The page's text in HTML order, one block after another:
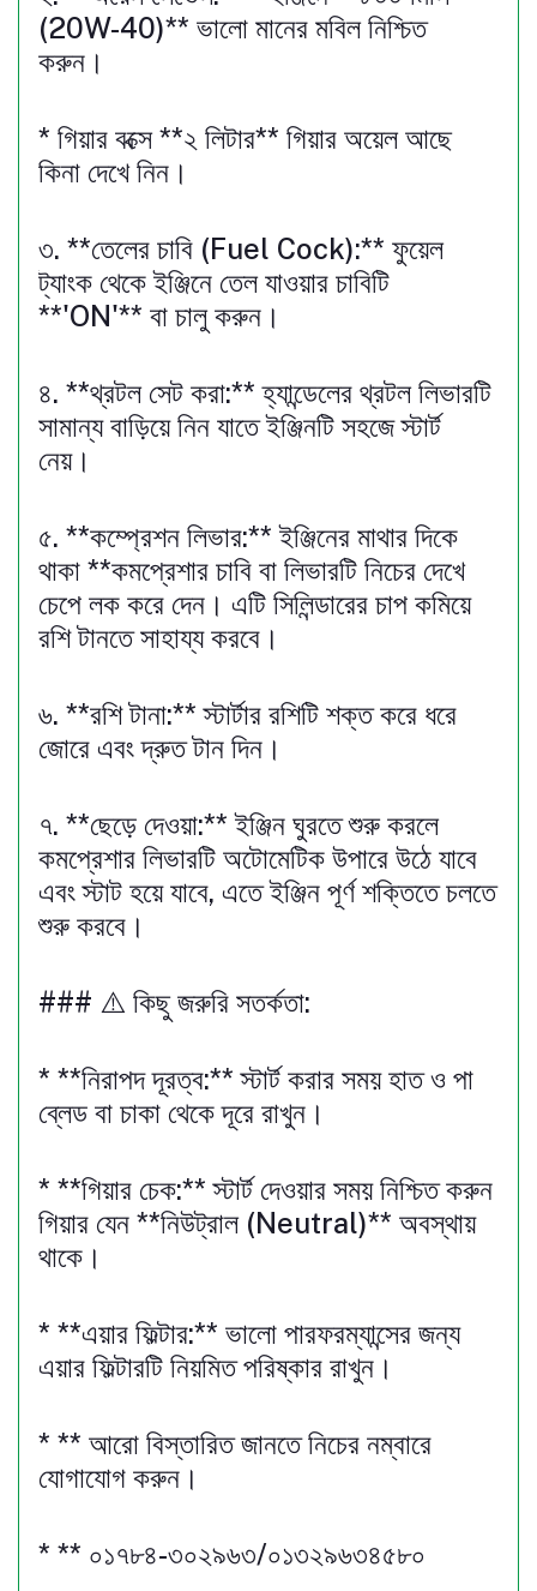
(20W-40)** ভালো মানের মবিল নিশ্চিত
করুন।
* গিয়ার বক্সে **২ লিটার** গিয়ার অয়েল আছে
কিনা দেখে নিন।
৩. **তেলের চাবি (Fuel Cock):** ফুয়েল
ট্যাংক থেকে ইঞ্জিনে তেল যাওয়ার চাবিটি
**'ON'** বা চালু করুন।
৪. **থ্রটল সেট করা:** হ্যান্ডেলের থ্রটল লিভারটি
সামান্য বাড়িয়ে নিন যাতে ইঞ্জিনটি সহজে স্টার্ট
নেয়।
৫. **কম্প্রেশন লিভার:** ইঞ্জিনের মাথার দিকে
থাকা **কমপ্রেশার চাবি বা লিভারটি নিচের দেখে
চেপে লক করে দেন। এটি সিলিন্ডারের চাপ কমিয়ে
রশি টানতে সাহায্য করবে।
৬. **রশি টানা:** স্টার্টার রশিটি শক্ত করে ধরে
জোরে এবং দ্রুত টান দিন।
৭. **ছেড়ে দেওয়া:** ইঞ্জিন ঘুরতে শুরু করলে
কমপ্রেশার লিভারটি অটোমেটিক উপারে উঠে যাবে
এবং স্টাট হয়ে যাবে, এতে ইঞ্জিন পূর্ণ শক্তিতে চলতে
শুরু করবে।
### ⚠️ কিছু জরুরি সতর্কতা:
* **নিরাপদ দূরত্ব:** স্টার্ট করার সময় হাত ও পা
ব্লেড বা চাকা থেকে দূরে রাখুন।
* **গিয়ার চেক:** স্টার্ট দেওয়ার সময় নিশ্চিত করুন
গিয়ার যেন **নিউট্রাল (Neutral)** অবস্থায়
থাকে।
* **এয়ার ফিল্টার:** ভালো পারফরম্যান্সের জন্য
এয়ার ফিল্টারটি নিয়মিত পরিষ্কার রাখুন।
* ** আরো বিস্তারিত জানতে নিচের নম্বারে
যোগাযোগ করুন।
* ** ০১৭৮৪-৩০২৯৬৩/০১৩২৯৬৩৪৫৮০